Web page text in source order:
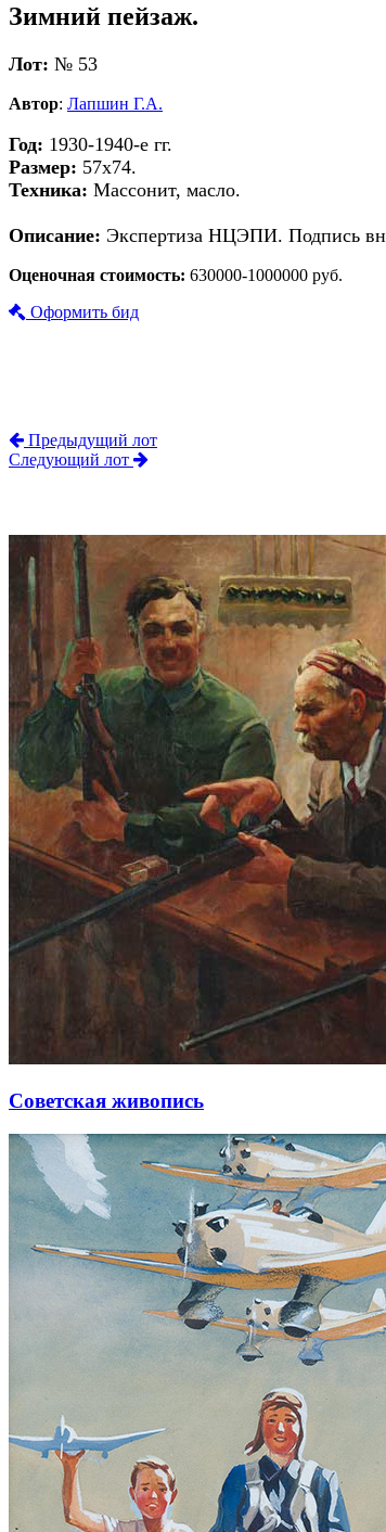
Зимний пейзаж.
Лот: № 53
Автор: Лапшин Г.А.
Год: 1930-1940-е гг.
Размер: 57х74.
Техника: Массонит, масло.
Описание: Экспертиза НЦЭПИ. Подпись
Оценочная стоимость: 630000-1000000 руб.
Оформить бид
Предыдущий лот
Следующий лот
Советская живопись